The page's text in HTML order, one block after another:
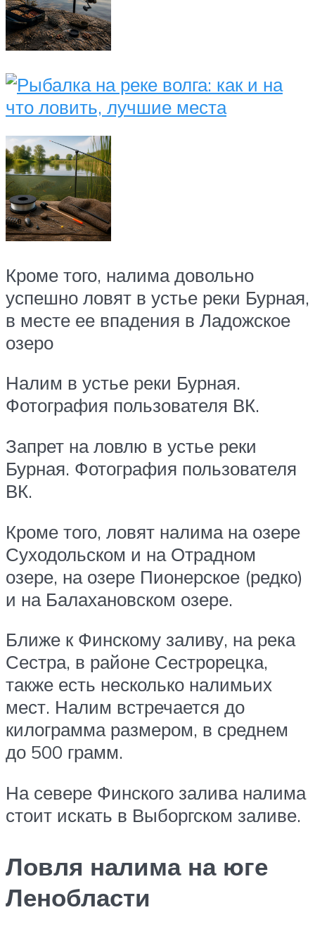
Кроме того, налима довольно
успешно ловят в устье реки Бурная,
в месте ее впадения в Ладожское
озеро
Налим в устье реки Бурная.
Фотография пользователя ВК.
Запрет на ловлю в устье реки
Бурная. Фотография пользователя
ВК.
Кроме того, ловят налима на озере
Суходольском и на Отрадном
озере, на озере Пионерское (редко)
и на Балахановском озере.
Ближе к Финскому заливу, на река
Сестра, в районе Сестрорецка,
также есть несколько налимьих
мест. Налим встречается до
килограмма размером, в среднем
до 500 грамм.
На севере Финского залива налима
стоит искать в Выборгском заливе.
Ловля налима на юге
Ленобласти